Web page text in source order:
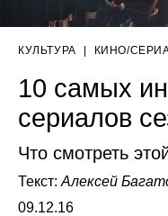
КУЛЬТУРА | КИНО/
10 самых
сериалов
Что смотреть
Текст: Алексей
09.12.16